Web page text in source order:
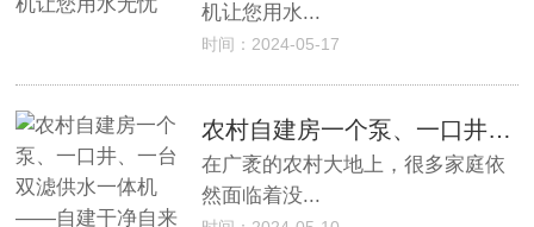
机让您用水...
时间：2024-05-17
农村自建房一个泵、一口井、一台双滤供水一体机——自建干净自来水
在广袤的农村大地上，很多家庭依
然面临着没...